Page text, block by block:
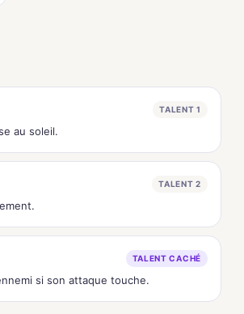
TALENT 1
au soleil.
TALENT 2
TALENT CACHÉ
si son attaque touche.